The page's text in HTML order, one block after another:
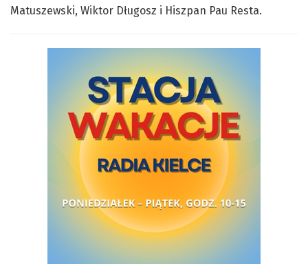
Matuszewski, Wiktor Długosz i Hiszpan Pau Resta.